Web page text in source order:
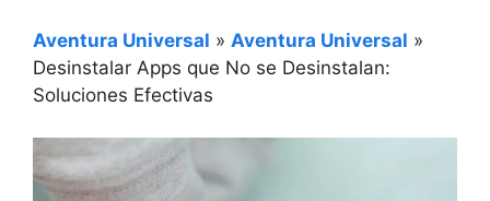
Aventura Universal » Aventura Universal »
Desinstalar Apps que No se Desinstalan:
Soluciones Efectivas